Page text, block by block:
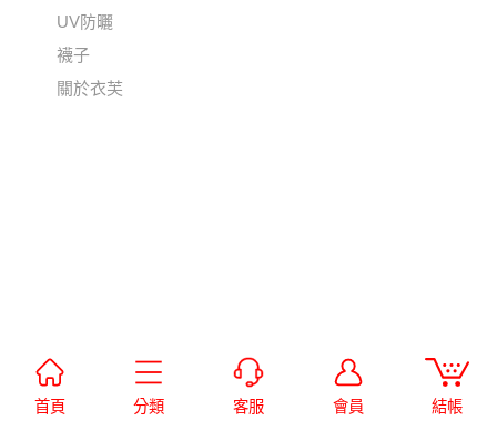
首頁 分類 客服 會員 結帳
UV防曬
襪子
關於衣芙